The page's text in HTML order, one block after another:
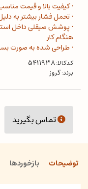
• کیفیت بالا و قیمت
• تحمل فشار بیشتر به
• پوشش صیقلی داخل
هنگام کار
• طراحی شده به صورت
کدکالا:
برند:گروز
تماس بگیرید
توضیحات بازخوردها